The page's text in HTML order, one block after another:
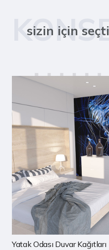
sizin için
Çocuk